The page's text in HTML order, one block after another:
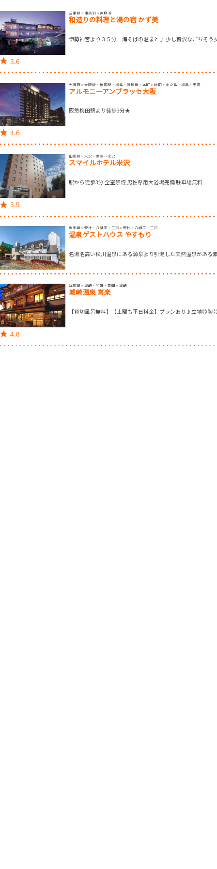
3.6
三重県 > 南鳥羽 > 南鳥羽
和造りの料理と湯の宿 かず美
伊勢神宮より３５分…海そばの温泉と♪ 少し贅沢なごちそう
4.6
大阪府 > 大阪駅・梅田駅・福島・淀屋橋・本町 > 梅田・中之島・福島・天満
アルモニーアンブラッセ大阪
阪急梅田駅より徒歩3分★
3.9
山形県 > 米沢・置賜 > 米沢
スマイルホテル米沢
駅から徒歩3分 全室禁煙 男性専用大浴場完備 駐車場無料
岩手県 > 安比・八幡平・二戸 > 安比・八幡平・二戸
温泉ゲストハウス やすもり
名湯名高い松川温泉にある源泉より引湯した天然温泉がある
4.8
兵庫県 > 城崎・竹野・豊岡 > 城崎
城崎温泉 喜楽
【貸切風呂無料】【土曜も平日料金】プランあり♪立地◎陶